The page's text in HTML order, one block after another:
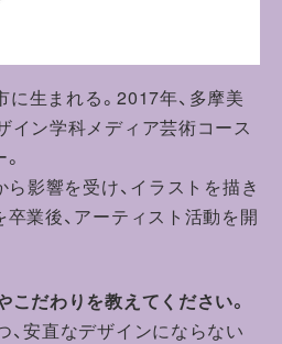
に生まれる。2017年、多摩美
イン学科メディア芸術コース
ら影響を受け、イラストを描き
業後、アーティスト活動を開
こだわりを教えてください。
安直なデザインにならない